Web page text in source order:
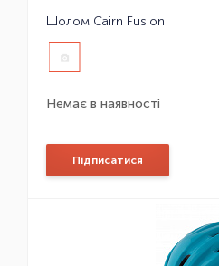
Шолом Cairn Fusion
Немає в наявності
Підписатися